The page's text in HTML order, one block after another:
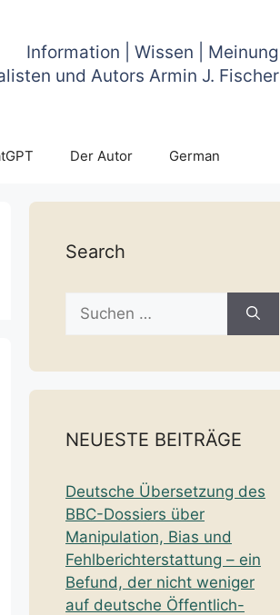
Information | Wissen | Meinung
und Autors Armin J. Fischer
Der Autor German
Search
Suche
nach:
NEUESTE BEITRÄGE
Deutsche Übersetzung des
BBC-Dossiers über
Manipulation, Bias und
Fehlberichterstattung – ein
Befund, der nicht weniger
auf deutsche Öffentlich-